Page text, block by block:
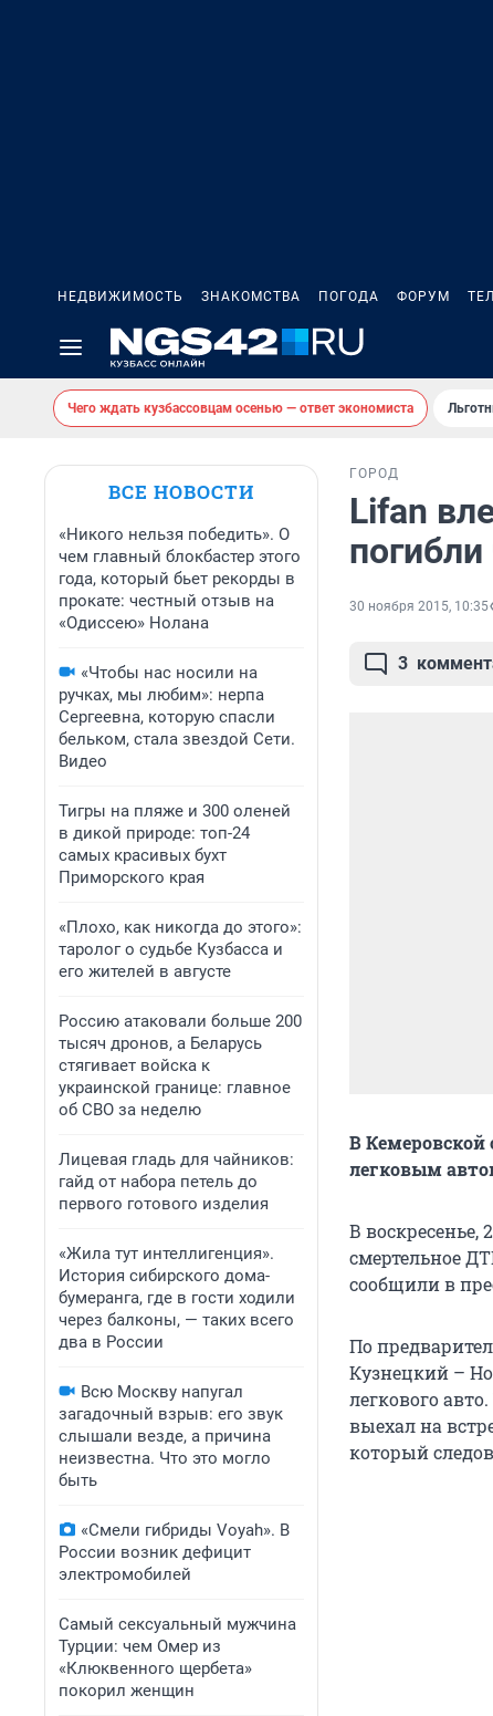
НЕДВИЖИМОСТЬ ЗНАКОМСТВА ПОГОДА ФОРУМ
Чего ждать кузбассовцам осенью — ответ экономиста
ВСЕ НОВОСТИ
«Никого нельзя победить». О
чем главный блокбастер этого
года, который бьет рекорды в
прокате: честный отзыв на
«Одиссею» Нолана
«Чтобы нас носили на
ручках, мы любим»: нерпа
Сергеевна, которую спасли
бельком, стала звездой Сети.
Видео
Тигры на пляже и 300 оленей
в дикой природе: топ-24
самых красивых бухт
Приморского края
«Плохо, как никогда до этого»:
таролог о судьбе Кузбасса и
его жителей в августе
Россию атаковали больше 200
тысяч дронов, а Беларусь
стягивает войска к
украинской границе: главное
об СВО за неделю
Лицевая гладь для чайников:
гайд от набора петель до
первого готового изделия
«Жила тут интеллигенция».
История сибирского дома-
бумеранга, где в гости ходили
через балконы, — таких всего
два в России
Всю Москву напугал
загадочный взрыв: его звук
слышали везде, а причина
неизвестна. Что это могло
быть
«Смели гибриды Voyah». В
России возник дефицит
электромобилей
Самый сексуальный мужчина
Турции: чем Омер из
«Клюквенного щербета»
покорил женщин
ГОРОД
Lifan
30 ноября 2015, 10:35
3
В Кемеровской
легковым
В воскресенье,
смертельное
сообщили в
По
Кузнецкий –
легкового
выехал на
который